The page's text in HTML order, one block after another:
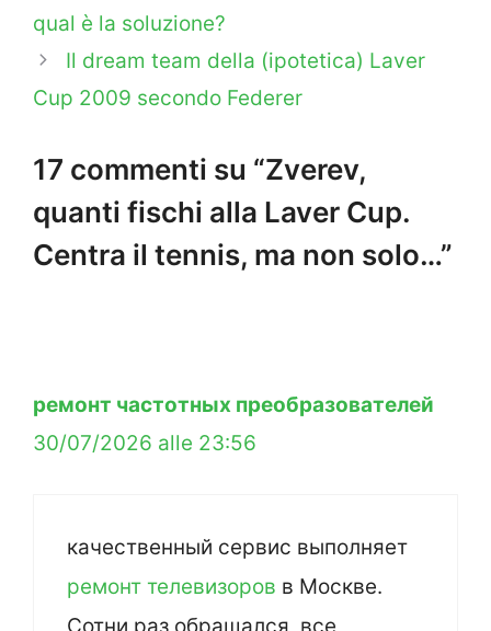
qual è la soluzione?
Il dream team della (ipotetica) Laver
Cup 2009 secondo Federer
17 commenti su “Zverev,
quanti fischi alla Laver Cup.
Centra il tennis, ma non solo…”
ремонт частотных преобразователей
30/07/2026 alle 23:56
качественный сервис выполняет
ремонт телевизоров в Москве.
Сотни раз обращался, все